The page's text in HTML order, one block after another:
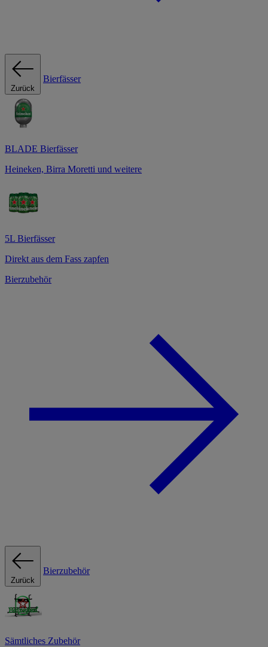
Zurück
Bierfässer
BLADE Bierfässer
Heineken, Birra Moretti und weitere
5L Bierfässer
Direkt aus dem Fass zapfen
Bierzubehör
Zurück
Bierzubehör
Sämtliches Zubehör